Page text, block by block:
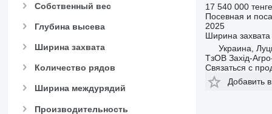
Собственный вес
Глубина высева
Ширина захвата
Количество рядов
Ширина междурядий
Производительность
17 540 000 тенге
Посевная и
2025
Ширина захвата
Украина,
ТзОВ Захід-
Связаться с
Добавить